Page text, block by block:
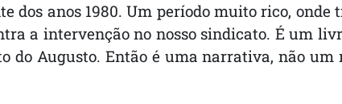
dos anos 1980. Um período muito rico, onde
a intervenção no nosso sindicato. É um
do Augusto. Então é uma narrativa, não